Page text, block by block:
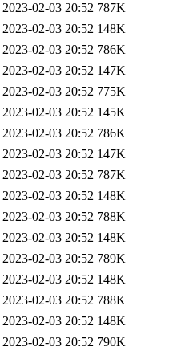
2023-02-03 20:52 787K
2023-02-03 20:52 148K
2023-02-03 20:52 786K
2023-02-03 20:52 147K
2023-02-03 20:52 775K
2023-02-03 20:52 145K
2023-02-03 20:52 786K
2023-02-03 20:52 147K
2023-02-03 20:52 787K
2023-02-03 20:52 148K
2023-02-03 20:52 788K
2023-02-03 20:52 148K
2023-02-03 20:52 789K
2023-02-03 20:52 148K
2023-02-03 20:52 788K
2023-02-03 20:52 148K
2023-02-03 20:52 790K